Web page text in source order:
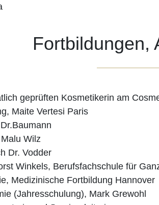
Fortbildungen,
geprüften Kosmetikerin am
Maite Vertesi Paris
Wilz
Dr. Vodder
Winkels, Berufsfachschule für
Medizinische Fortbildung Hannover
(Jahresschulung), Mark Grewohl